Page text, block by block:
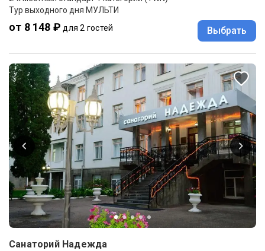
Тур выходного дня МУЛЬТИ
от 8 148 ₽ для 2 гостей Выбрать
Санаторий Надежда